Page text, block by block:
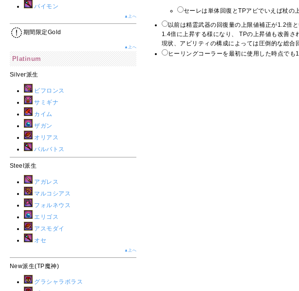
セーレは単体回復とTPアビでいえば杖
以前は精霊武器の回復量の上限値補正が1.2倍
1.4倍に上昇する様になり、 TPの上昇値も改善さ
現状、アビリティの構成によっては圧倒的な総合
ヒーリングコーラーを最初に使用した時点で
パイモン
▲上へ
期間限定Gold
▲上へ
Platinum
Silver派生
ビフロンス
サミギナ
カイム
ザガン
オリアス
バルバトス
Steel派生
アガレス
マルコシアス
フォルネウス
エリゴス
アスモダイ
オセ
▲上へ
New派生(TP魔神)
グラシャラボラス